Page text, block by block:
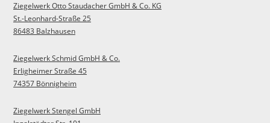
Ziegelwerk Otto Staudacher GmbH & Co. KG
St.-Leonhard-Straße 25
86483 Balzhausen
Ziegelwerk Schmid GmbH & Co.
Erligheimer Straße 45
74357 Bönnigheim
Ziegelwerk Stengel GmbH